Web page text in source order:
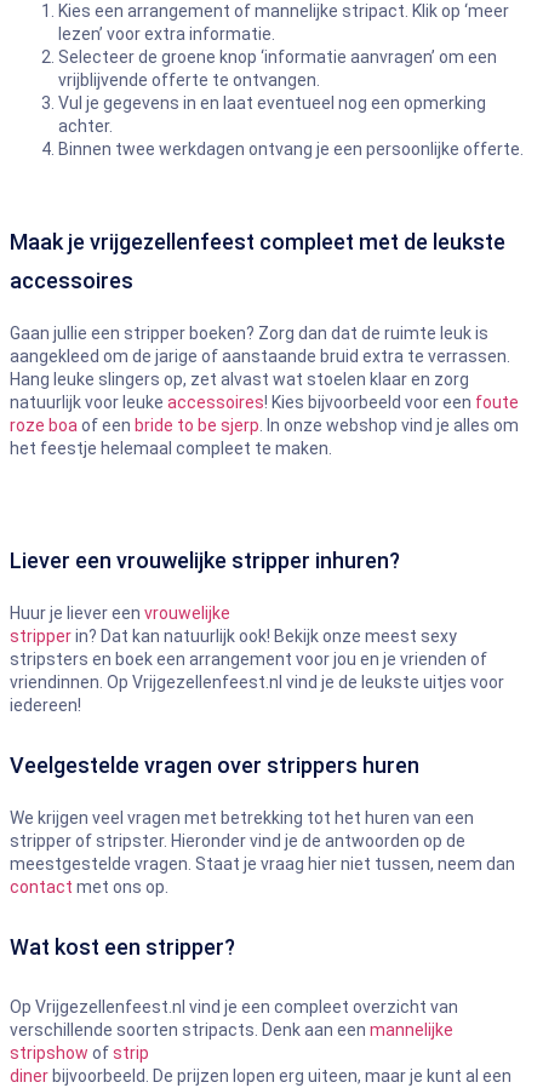
Kies een arrangement of mannelijke stripact. Klik op ‘meer
lezen’ voor extra informatie.
Selecteer de groene knop ‘informatie aanvragen’ om een
vrijblijvende offerte te ontvangen.
Vul je gegevens in en laat eventueel nog een opmerking
achter.
Binnen twee werkdagen ontvang je een persoonlijke offerte.
Maak je vrijgezellenfeest compleet met de leukste
accessoires
Gaan jullie een stripper boeken? Zorg dan dat de ruimte leuk is
aangekleed om de jarige of aanstaande bruid extra te verrassen.
Hang leuke slingers op, zet alvast wat stoelen klaar en zorg
natuurlijk voor leuke accessoires! Kies bijvoorbeeld voor een foute
roze boaof een bride to be sjerp. In onze webshop vind je alles om
het feestje helemaal compleet te maken.
Liever een vrouwelijke stripper inhuren?
Huur je liever een vrouwelijke
stripperin? Dat kan natuurlijk ook! Bekijk onze meest sexy
stripsters en boek een arrangement voor jou en je vrienden of
vriendinnen. Op Vrijgezellenfeest.nl vind je de leukste uitjes voor
iedereen!
Veelgestelde vragen over strippers huren
We krijgen veel vragen met betrekking tot het huren van een
stripper of stripster. Hieronder vind je de antwoorden op de
meestgestelde vragen. Staat je vraag hier niet tussen, neem dan
contact met ons op.
Wat kost een stripper?
Op Vrijgezellenfeest.nl vind je een compleet overzicht van
verschillende soorten stripacts. Denk aan een mannelijke
stripshow ofstrip
diner bijvoorbeeld. De prijzen lopen erg uiteen, maar je kunt al een